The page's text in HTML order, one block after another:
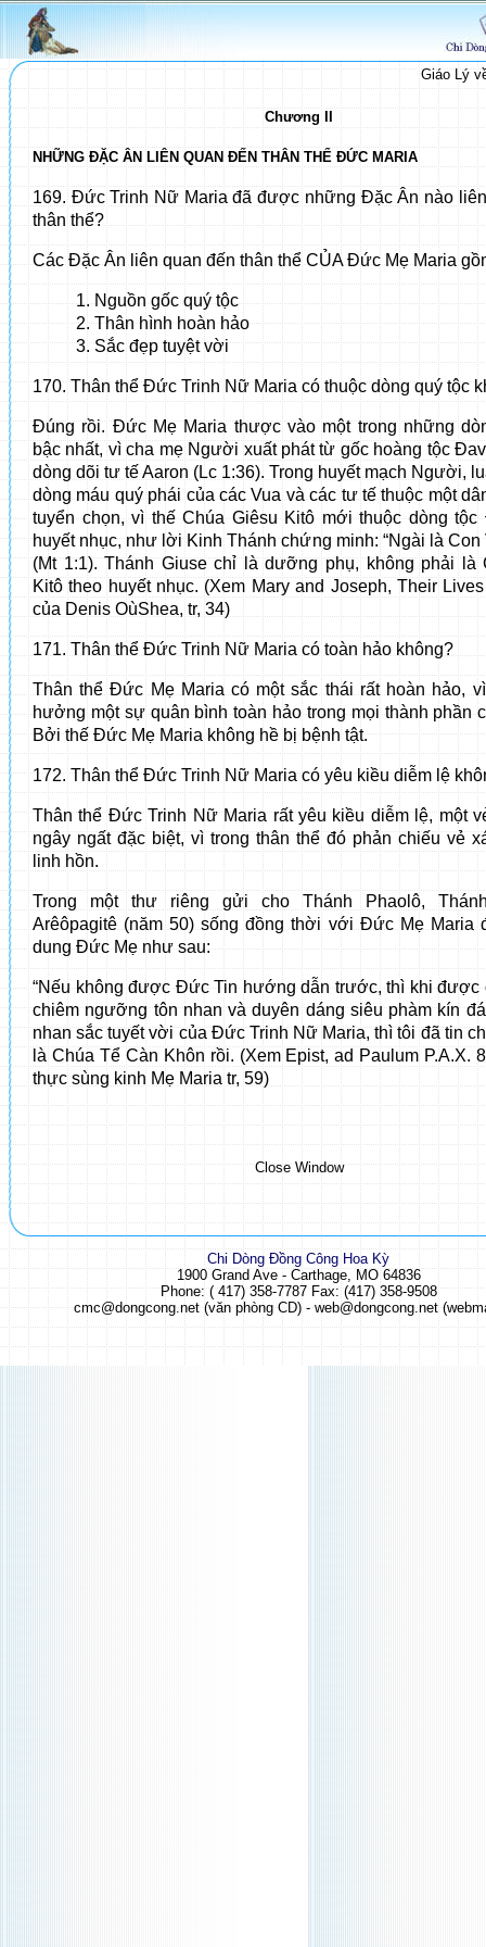
Giáo Lý
Chương II
NHỮNG ĐẶC ÂN LIÊN QUAN ĐẾN THÂN THỂ ĐỨC MARIA
169. Đức Trinh Nữ Maria đã được những Đặc Ân nào
thân thể?
Các Đặc Ân liên quan đến thân thể CỦA Đức Mẹ Maria
1. Nguồn gốc quý tộc
2. Thân hình hoàn hảo
3. Sắc đẹp tuyệt vời
170. Thân thể Đức Trinh Nữ Maria có thuộc dòng quý tộc
Đúng rồi. Đức Mẹ Maria thược vào một trong những
bậc nhất, vì cha mẹ Người xuất phát từ gốc hoàng tộc
dòng dõi tư tế Aaron (Lc 1:36). Trong huyết mạch Người,
dòng máu quý phái của các Vua và các tư tế thuộc một
tuyển chọn, vì thế Chúa Giêsu Kitô mới thuộc dòng tộc
huyết nhục, như lời Kinh Thánh chứng minh: “Ngài là Con
(Mt 1:1). Thánh Giuse chỉ là dưỡng phụ, không phải là
Kitô theo huyết nhục. (Xem Mary and Joseph, Their
của Denis OùShea, tr, 34)
171. Thân thể Đức Trinh Nữ Maria có toàn hảo không?
Thân thể Đức Mẹ Maria có một sắc thái rất hoàn hảo,
hưởng một sự quân bình toàn hảo trong mọi thành phần
Bởi thế Đức Mẹ Maria không hề bị bệnh tật.
172. Thân thể Đức Trinh Nữ Maria có yêu kiều diễm lệ
Thân thể Đức Trinh Nữ Maria rất yêu kiều diễm lệ, một
ngây ngất đặc biệt, vì trong thân thể đó phản chiếu vẻ
linh hồn.
Trong một thư riêng gửi cho Thánh Phaolô,
Arêôpagitê (năm 50) sống đồng thời với Đức Mẹ Maria
dung Đức Mẹ như sau:
“Nếu không được Đức Tin hướng dẫn trước, thì khi được
chiêm ngưỡng tôn nhan và duyên dáng siêu phàm kín
nhan sắc tuyết vời của Đức Trinh Nữ Maria, thì tôi đã tin
là Chúa Tể Càn Khôn rồi. (Xem Epist, ad Paulum P.A.X.
thực sùng kinh Mẹ Maria tr, 59)
Close Window
Chi Dòng Đồng Công Hoa Kỳ
1900 Grand Ave - Carthage, MO 64836
Phone: ( 417) 358-7787 Fax: (417) 358-9508
cmc@dongcong.net (văn phòng CD) - web@dongcong.net